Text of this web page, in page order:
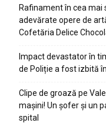
Rafinament în cea
adevărate opere de
Cofetăria Delice
Impact devastator în
de Poliție a fost izbită
Clipe de groază pe
mașini! Un șofer și un
spital